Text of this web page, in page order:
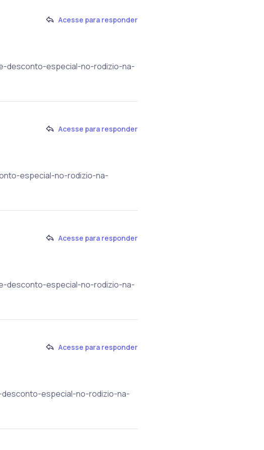
Acesse para responder
desconto-especial-no-rodizio-na-
Acesse para responder
especial-no-rodizio-na-
Acesse para responder
desconto-especial-no-rodizio-na-
Acesse para responder
especial-no-rodizio-na-